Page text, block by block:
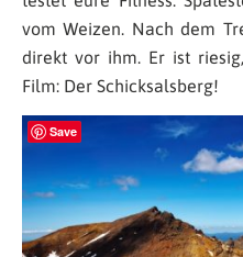
vom Weizen. Nach dem
direkt vor ihm. Er ist
Film: Der Schicksalsberg!
Save